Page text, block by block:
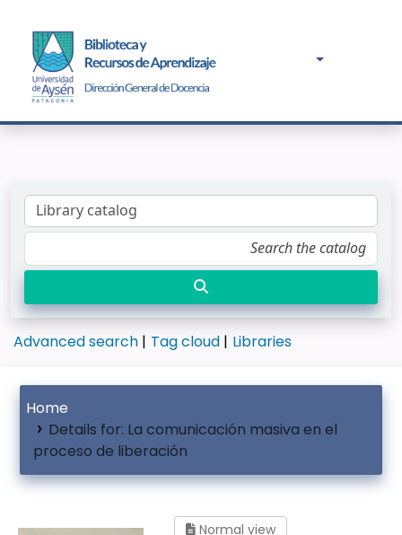
Advanced search Tag cloud Libraries
Home
Details for: La comunicación masiva en el
proceso de liberación
Normal view